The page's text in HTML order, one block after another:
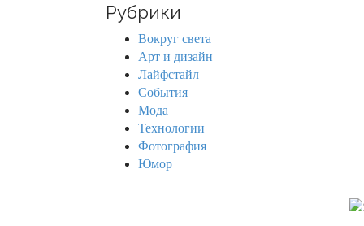
c
Рубрики
Вокруг света
Арт и дизайн
Лайфстайл
События
Мода
Технологии
Фотография
Юмор